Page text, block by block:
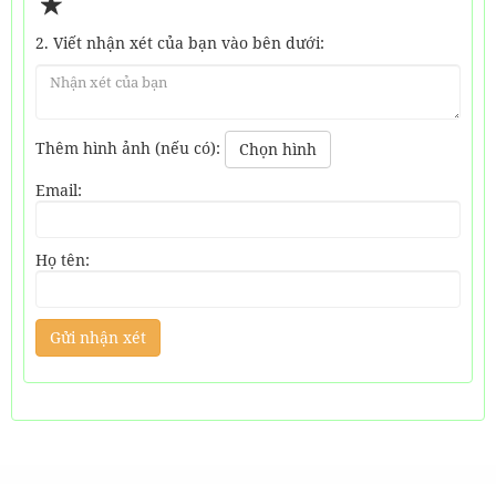
2. Viết nhận xét của bạn vào bên dưới:
Thêm hình ảnh (nếu có):
Chọn hình
Email:
Họ tên: